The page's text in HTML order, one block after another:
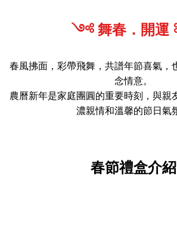
༺ 舞春．開
春風拂面，彩帶飛舞，共譜年節喜氣，
念情意。
農曆新年是家庭團圓的重要時刻，與親
濃親情和溫馨的節日氣
春節禮盒介紹